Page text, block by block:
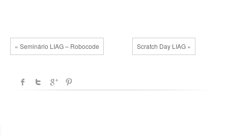
« Seminário LIAG – Robocode Scratch Day LIAG »